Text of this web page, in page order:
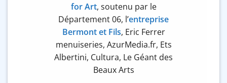
for Art, soutenu par le
Département 06, l’entreprise
Bermont et Fils, Eric Ferrer
menuiseries, AzurMedia.fr, Ets
Albertini, Cultura, Le Géant des
Beaux Arts